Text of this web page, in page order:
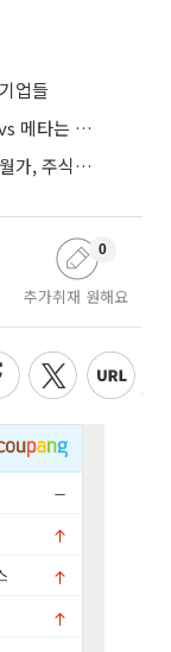
업들
AI 투자에서 수익 경쟁으로⋯MS는 ‘증명’ vs 메타는 ‘숙제’
연준 금리 동결에 인플레 늦장 대응 우려…월가, 주식도 채권도 던졌다
추가취재 원해요
0